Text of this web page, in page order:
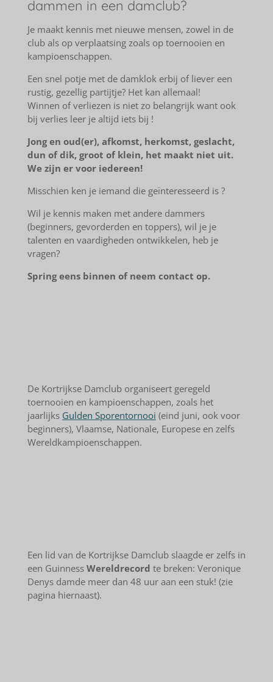
dammen in een damclub?
Je maakt kennis met nieuwe mensen, zowel in de
club als op verplaatsing zoals op toernooien en
kampioenschappen.
Een snel potje met de damklok erbij of liever een
rustig, gezellig partijtje? Het kan allemaal!
Winnen of verliezen is niet zo belangrijk want ook
bij verlies leer je altijd iets bij !
Jong en oud(er), afkomst, herkomst, geslacht,
dun of dik, groot of klein, het maakt niet uit.
We zijn er voor iedereen!
Misschien ken je iemand die geïnteresseerd is ?
Wil je kennis maken met andere dammers
(beginners, gevorderden en toppers), wil je je
talenten en vaardigheden ontwikkelen, heb je
vragen?
Spring eens binnen of neem contact op.
De Kortrijkse Damclub organiseert geregeld
toernooien en kampioenschappen, zoals het
jaarlijks Gulden Sporentornooi (eind juni, ook voor
beginners), Vlaamse, Nationale, Europese en zelfs
Wereldkampioenschappen.
Een lid van de Kortrijkse Damclub slaagde er zelfs in
een Guinness Wereldrecord te breken: Veronique
Denys damde meer dan 48 uur aan een stuk! (zie
pagina hiernaast).